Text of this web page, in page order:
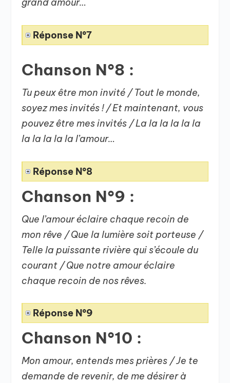
grand amour…
Réponse N°7
Chanson N°8 :
Tu peux être mon invité / Tout le monde,
soyez mes invités ! / Et maintenant, vous
pouvez être mes invités / La la la la la la
la la la la la l’amour…
Réponse N°8
Chanson N°9 :
Que l’amour éclaire chaque recoin de
mon rêve / Que la lumière soit porteuse /
Telle la puissante rivière qui s’écoule du
courant / Que notre amour éclaire
chaque recoin de nos rêves.
Réponse N°9
Chanson N°10 :
Mon amour, entends mes prières / Je te
demande de revenir, de me désirer à